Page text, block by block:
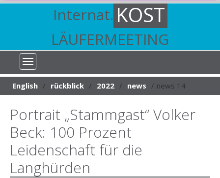
Internat. KOST
LÄUFERMEETING
You are here:
English rückblick 2022 news news 14
Portrait „Stammgast“ Volker
Beck: 100 Prozent
Leidenschaft für die
Langhürden